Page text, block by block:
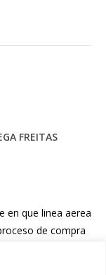
FREITAS
en que linea aerea
de compra
hacerlo de otra